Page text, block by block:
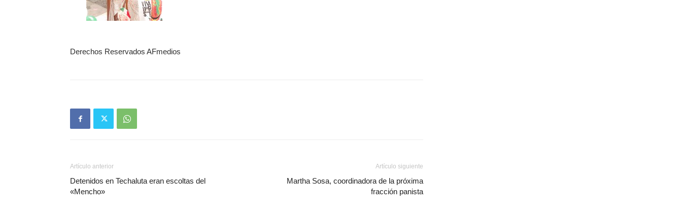
Derechos Reservados AFmedios
Artículo anterior
Detenidos en Techaluta eran escoltas del
«Mencho»
Artículo siguiente
Martha Sosa, coordinadora de la próxima
fracción panista